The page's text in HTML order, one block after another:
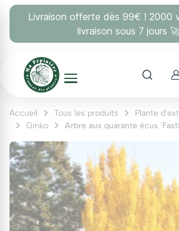
Livraison offerte dès 99€ ! 2000
livraison sous 7 jours
Accueil Tous les produits Plante
Ginko
Arbre aux quarante écus
Panneau de gestion des cookies